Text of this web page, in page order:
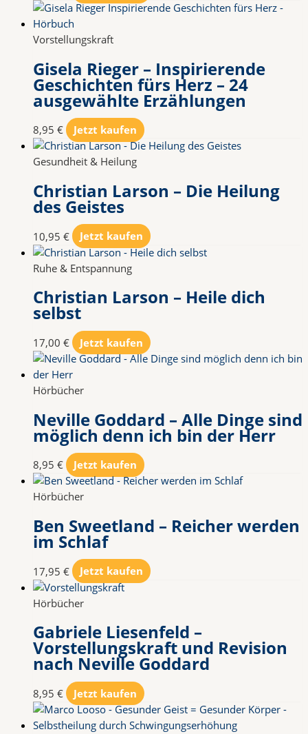
Vorstellungskraft
Gisela Rieger – Inspirierende
Geschichten fürs Herz – 24
ausgewählte Erzählungen
8,95 € Jetzt kaufen
Gesundheit & Heilung
Christian Larson – Die Heilung
des Geistes
10,95 € Jetzt kaufen
Ruhe & Entspannung
Christian Larson – Heile dich
selbst
17,00 € Jetzt kaufen
Hörbücher
Neville Goddard – Alle Dinge sind
möglich denn ich bin der Herr
8,95 € Jetzt kaufen
Hörbücher
Ben Sweetland – Reicher werden
im Schlaf
17,95 € Jetzt kaufen
Hörbücher
Gabriele Liesenfeld –
Vorstellungskraft und Revision
nach Neville Goddard
8,95 € Jetzt kaufen